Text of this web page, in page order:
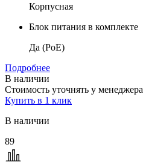
Корпусная
Блок питания в комплекте
Да (PoE)
Подробнее
В наличии
Стоимость уточнять у менеджера
Купить в 1 клик
В наличии
89